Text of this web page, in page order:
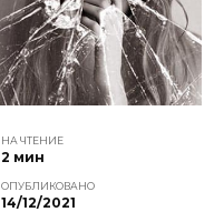
НА ЧТЕНИЕ
2 мин
ОПУБЛИКОВАНО
14/12/2021